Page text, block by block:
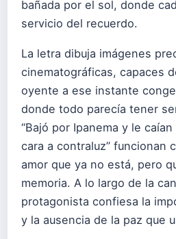
bañada por el sol, donde
servicio del recuerdo.
La letra dibuja imágenes
cinematográficas, capaces
oyente a ese instante
donde todo parecía tener
“Bajó por Ipanema y le caían
cara a contraluz” funcionan
amor que ya no está, pero
memoria. A lo largo de la
protagonista confiesa la
y la ausencia de la paz que